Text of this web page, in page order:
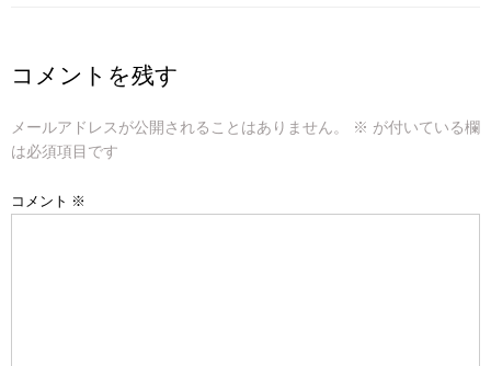
ビ
ゲ
ー
シ
コメントを残す
メールアドレスが公開されることはありません。 ※ が付いている欄
は必須項目です
コメント ※